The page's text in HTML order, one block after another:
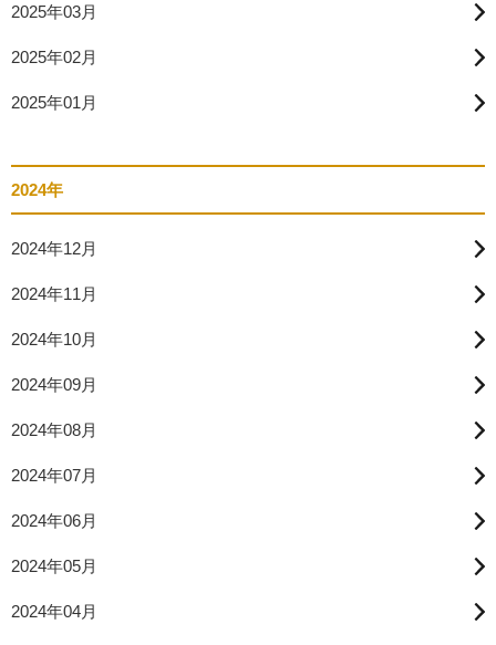
2025年03月
2025年02月
2025年01月
2024年
2024年12月
2024年11月
2024年10月
2024年09月
2024年08月
2024年07月
2024年06月
2024年05月
2024年04月